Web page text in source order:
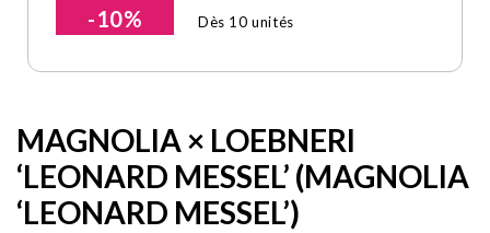
-10% Dès 10 unités
MAGNOLIA × LOEBNERI
‘LEONARD MESSEL’ (MAGNOLIA
‘LEONARD MESSEL’)